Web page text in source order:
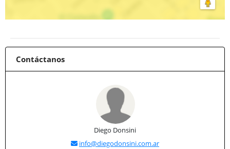
Contáctanos
Diego Donsini
info@diegodonsini.com.ar